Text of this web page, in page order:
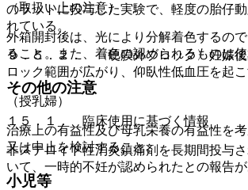
（取扱い上の注意）
外箱開封後は、光により分解着色するの
ること。また、着色の認められるものは使
その他の注意
１５．１． 臨床使用に基づく情報
非ステロイド性消炎鎮痛剤を長期間投与
いて、一時的不妊が認められたとの報告が
のラットに投与した実験で、軽度の胎仔
れている。
９．５．２． 〈硬膜外ブロック〉妊娠
ロック範囲が広がり、仰臥性低血圧を起こ
（授乳婦）
治療上の有益性及び母乳栄養の有益性を
又は中止を検討すること。
小児等